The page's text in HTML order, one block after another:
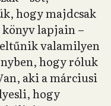
hogy majdcsak
könyv lapjain –
valamilyen
hogy róluk
aki a márciusi
hogy